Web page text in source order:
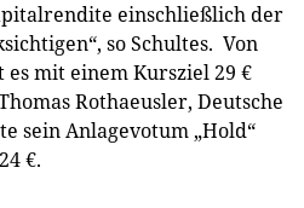
einschließlich der
so Schultes. Von
es mit einem Kursziel 29 €
Rothaeusler, Deutsche
sein Anlagevotum „Hold“
€.